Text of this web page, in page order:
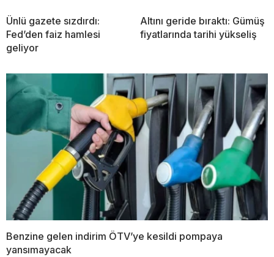
Ünlü gazete sızdırdı:
Fed’den faiz hamlesi
geliyor
Altını geride bıraktı: Gümüş
fiyatlarında tarihi yükseliş
Benzine gelen indirim ÖTV’ye kesildi pompaya
yansımayacak